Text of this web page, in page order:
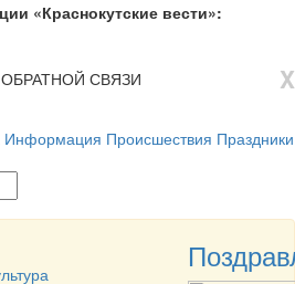
«Краснокутские вести»:
X
СВЯЗИ
Информация Происшествия Праздники